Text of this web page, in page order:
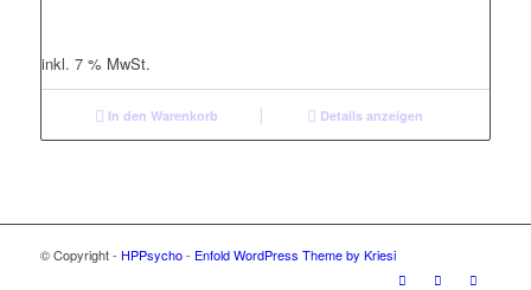
inkl. 7 % MwSt.
In den Warenkorb Details anzeigen
© Copyright - HPPsycho- Enfold WordPress Theme by Kriesi